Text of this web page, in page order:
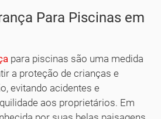
Para Piscinas em
para piscinas são uma medida
a proteção de crianças e
evitando acidentes e
aos proprietários. Em